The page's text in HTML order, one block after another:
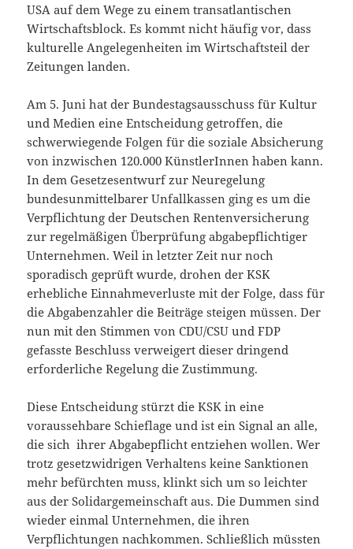
USA auf dem Wege zu einem transatlantischen
Wirtschaftsblock. Es kommt nicht häufig vor, dass
kulturelle Angelegenheiten im Wirtschaftsteil der
Zeitungen landen.
Am 5. Juni hat der Bundestagsausschuss für Kultur
und Medien eine Entscheidung getroffen, die
schwerwiegende Folgen für die soziale Absicherung
von inzwischen 120.000 KünstlerInnen haben kann.
In dem Gesetzesentwurf zur Neuregelung
bundesunmittelbarer Unfallkassen ging es um die
Verpflichtung der Deutschen Rentenversicherung
zur regelmäßigen Überprüfung abgabepflichtiger
Unternehmen. Weil in letzter Zeit nur noch
sporadisch geprüft wurde, drohen der KSK
erhebliche Einnahmeverluste mit der Folge, dass für
die Abgabenzahler die Beiträge steigen müssen. Der
nun mit den Stimmen von CDU/CSU und FDP
gefasste Beschluss verweigert dieser dringend
erforderliche Regelung die Zustimmung.
Diese Entscheidung stürzt die KSK in eine
voraussehbare Schieflage und ist ein Signal an alle,
die sich ihrer Abgabepflicht entziehen wollen. Wer
trotz gesetzwidrigen Verhaltens keine Sanktionen
mehr befürchten muss, klinkt sich um so leichter
aus der Solidargemeinschaft aus. Die Dummen sind
wieder einmal Unternehmen, die ihren
Verpflichtungen nachkommen. Schließlich müssten